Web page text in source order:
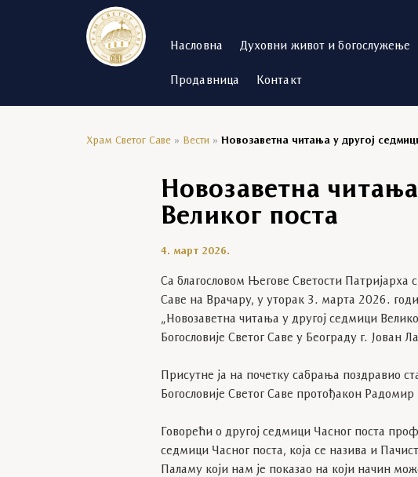
Насловна Духовни живот и богослужење
Продавница Контакт
Храм Светог Саве » Вести » Новозаветна читања у другој
Новозаветна
Великог поста
4. март 2026.
Са благословом Његове Светости
Саве на Врачару, у уторак 3. марта 2026.
„Новозаветна читања у другој седмици
Богословије Светог Саве у Београду г. Јован
Присутне ја на почетку сабрања поздравио
Богословије Светог Саве протођакон
Говорећи о другој седмици Часног поста
седмици Часног поста, која се назива и
Паламу који нам је показао на који начин